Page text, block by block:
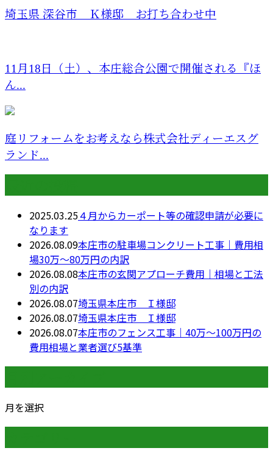
埼玉県 深谷市 Ｋ様邸 お打ち合わせ中
11月18日（土）、本庄総合公園で開催される『ほ
ん...
庭リフォームをお考えなら株式会社ディーエスグ
ランド...
2025.03.25４月からカーポート等の確認申請が必要に
なります
2026.08.09本庄市の駐車場コンクリート工事｜費用相
場30万〜80万円の内訳
2026.08.08本庄市の玄関アプローチ費用｜相場と工法
別の内訳
2026.08.07埼玉県本庄市 Ｉ様邸
2026.08.07埼玉県本庄市 Ｉ様邸
2026.08.07本庄市のフェンス工事｜40万〜100万円の
費用相場と業者選び5基準
月を選択